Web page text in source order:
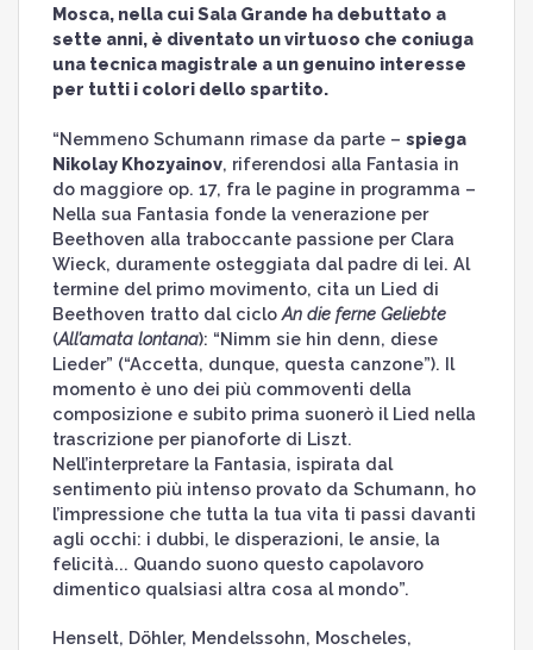
Mosca, nella cui Sala Grande ha debuttato a
sette anni, è diventato un virtuoso che coniuga
una tecnica magistrale a un genuino interesse
per tutti i colori dello spartito.
“Nemmeno Schumann rimase da parte – spiega
Nikolay Khozyainov, riferendosi alla Fantasia in
do maggiore op. 17, fra le pagine in programma –
Nella sua Fantasia fonde la venerazione per
Beethoven alla traboccante passione per Clara
Wieck, duramente osteggiata dal padre di lei. Al
termine del primo movimento, cita un Lied di
Beethoven tratto dal ciclo An die ferne Geliebte
(All’amata lontana): “Nimm sie hin denn, diese
Lieder” (“Accetta, dunque, questa canzone”). Il
momento è uno dei più commoventi della
composizione e subito prima suonerò il Lied nella
trascrizione per pianoforte di Liszt.
Nell’interpretare la Fantasia, ispirata dal
sentimento più intenso provato da Schumann, ho
l’impressione che tutta la tua vita ti passi davanti
agli occhi: i dubbi, le disperazioni, le ansie, la
felicità... Quando suono questo capolavoro
dimentico qualsiasi altra cosa al mondo”.
Henselt, Döhler, Mendelssohn, Moscheles,